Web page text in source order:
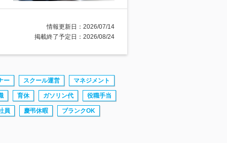
情報更新日：2026/07/14
掲載終了予定日：2026/08/24
ー スクール運営 マネジメント
育休 ガソリン代 役職手当
員 慶弔休暇 ブランクOK